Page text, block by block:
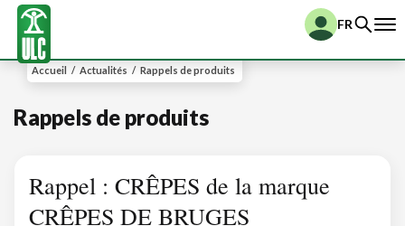
FR
Accueil / Actualités / Rappels de produits
Rappels de produits
Rappel : CRÊPES de la marque
CRÊPES DE BRUGES